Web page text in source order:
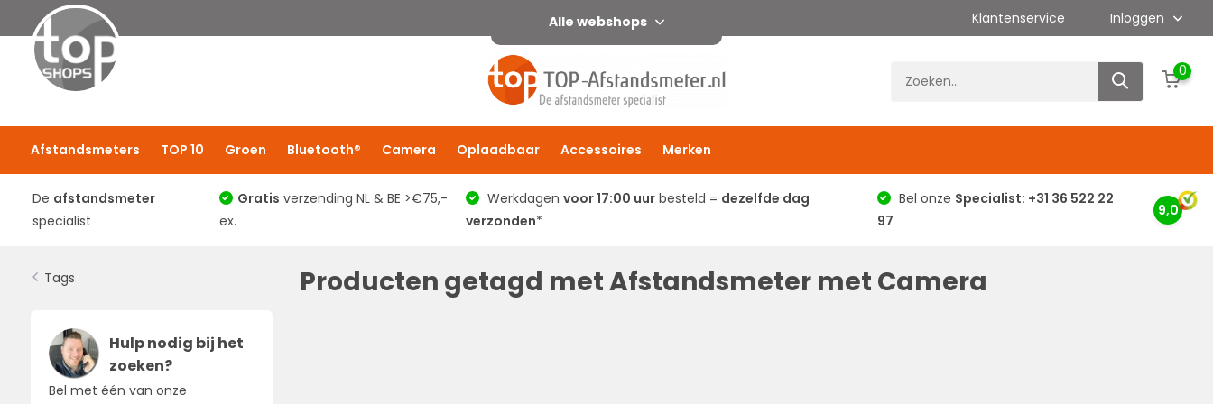
Alle webshops Klantenservice Inloggen
0
Afstandsmeters TOP 10 Groen Bluetooth® Camera Oplaadbaar Accessoires Merken
De afstandsmeter
specialist
Gratis verzending NL & BE >€75,-
ex.
Werkdagenvoor 17:00 uur besteld = dezelfde dag
verzonden*
Bel onze Specialist: +31 36 522 22
97
9,0
Tags
Hulp nodig bij het
zoeken?
Bel met één van onze
Producten getagd met Afstandsmeter met Camera